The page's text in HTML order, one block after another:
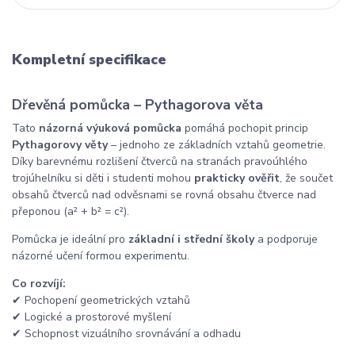
Kompletní specifikace
Dřevěná pomůcka – Pythagorova věta
Tato názorná výuková pomůcka pomáhá pochopit princip
Pythagorovy věty– jednoho ze základních vztahů geometrie.
Díky barevnému rozlišení čtverců na stranách pravoúhlého
trojúhelníku si děti i studenti mohou prakticky ověřit, že součet
obsahů čtverců nad odvěsnami se rovná obsahu čtverce nad
přeponou (a² + b² = c²).
Pomůcka je ideální pro základní i střední školya podporuje
názorné učení formou experimentu.
Co rozvíjí:
✔ Pochopení geometrických vztahů
✔ Logické a prostorové myšlení
✔ Schopnost vizuálního srovnávání a odhadu